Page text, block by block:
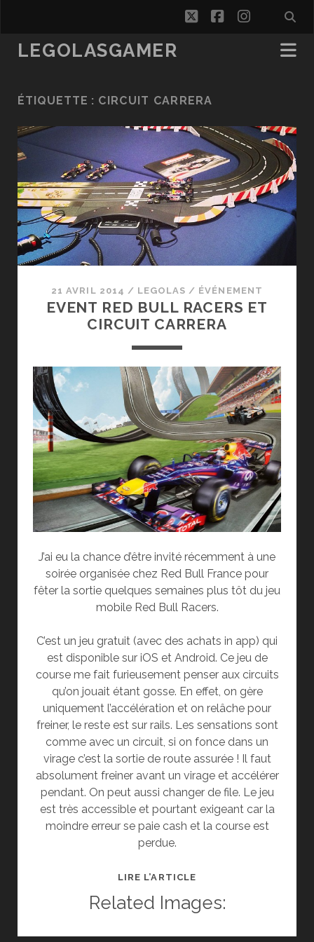
twitterfacebook
LEGOLASGAMER
ÉTIQUETTE : CIRCUIT CARRERA
21 AVRIL 2014 / LEGOLAS / ÉVÉNEMENT
EVENT RED BULL RACERS ET
CIRCUIT CARRERA
J’ai eu la chance d’être invité récemment à une
soirée organisée chez Red Bull France pour
fêter la sortie quelques semaines plus tôt du jeu
mobile Red Bull Racers.
C’est un jeu gratuit (avec des achats in app) qui
est disponible sur iOS et Android. Ce jeu de
course me fait furieusement penser aux circuits
qu’on jouait étant gosse. En effet, on gère
uniquement l’accélération et on relâche pour
freiner, le reste est sur rails. Les sensations sont
comme avec un circuit, si on fonce dans un
virage c’est la sortie de route assurée ! Il faut
absolument freiner avant un virage et accélérer
pendant. On peut aussi changer de file. Le jeu
est très accessible et pourtant exigeant car la
moindre erreur se paie cash et la course est
perdue.
LIRE L’ARTICLEEVENT
BULL
Related Images: